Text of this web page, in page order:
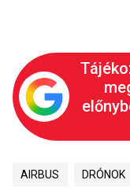
AIRBUS DRÓNOK